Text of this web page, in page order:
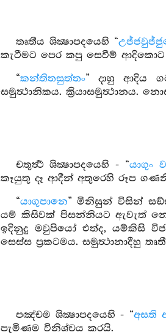
තෘතීය ශික්‍ෂාපදයෙහි “
කැටීමට පෙර කපු සෙවීම්
“කන්තිතසුත්තං” දාහු ආදිය
සමුත්‍ථානිකය. ක්‍රියාසමුත්‍ථානය.
චතුර්‍ත්‍ථ ශික්‍ෂාපදයෙහි - “යාගුං
කෑයුතු දෑ ආදීන් අතුරෙහි රූප
“යාගුපානෙ” මිනිසුන් විසින්
යම් කිසිවක් පිසන්නියට ඇවැත්
ඉදිනුදු මවුපියෝ එත්ද, යම්කිසි
සෙස්ස ප්‍රකටමය. සමුත්‍ථානාදීහු
පඤ්චම ශික්‍ෂාපදයෙහි - “අසති
පැමිණම විනිශ්චය කරයි.